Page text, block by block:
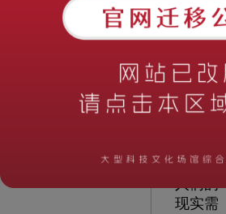
们购物
过程中
需求，
又要满
足人们
求，从
人们的
现实需